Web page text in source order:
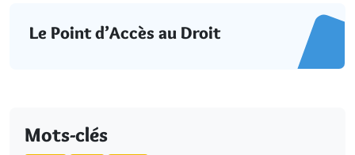
Le Point d’Accès au Droit
Mots-clés